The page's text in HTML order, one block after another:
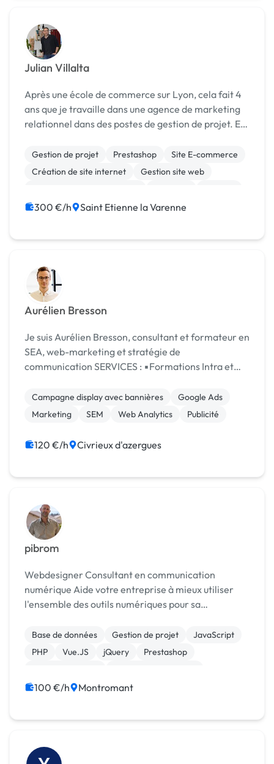
Julian Villalta
Après une école de commerce sur Lyon, cela fait 4
ans que je travaille dans une agence de marketing
relationnel dans des postes de gestion de projet. En
auto entrepreneur en parallèle de mon po...
Gestion de projet Prestashop
Site E-commerce
Création de site internet
Gestion site web
Charte graphique
Logo
300 €/h Saint Etienne la Varenne
Aurélien Bresson
Je suis Aurélien Bresson, consultant et formateur en
SEA, web-marketing et stratégie de
communication SERVICES : ▪️Formations Intra et
▪️Consultings ▪️Prestations : traffic management,
externalis...
Campagne display avec bannières
Google Ads
Marketing
SEM Web Analytics Publicité
120 €/h Civrieux d'azergues
pibrom
Webdesigner Consultant en communication
numérique Aide votre entreprise à mieux utiliser
l'ensemble des outils numériques pour sa
webmarketing Maintenance de sites internet
Référencement, SEO Mi...
Base de données Gestion de projet
JavaScript
PHP
Vue.JS jQuery
Prestashop
WooCommerce
100 €/h Montromant